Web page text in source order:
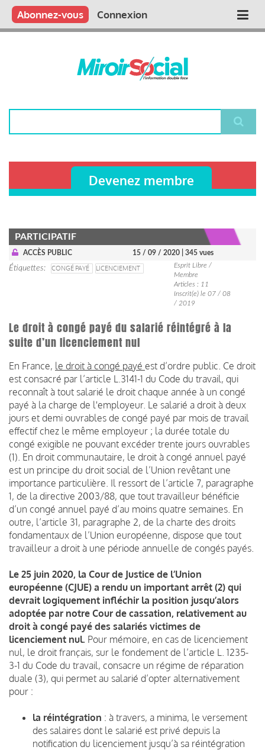
Aller
contenu
Main
Qui sommes nous ?
Vous publiez
Nous publions
Contactez-nous
Abonnez-vous Connexion
Devenez membre
PARTICIPATIF
ACCÈS PUBLIC 15 / 09 / 2020 | 345 vues
Étiquettes CONGÉ PAYÉ LICENCIEMENT
Esprit Libre /
Membre
Articles : 11
Inscrit(e) le 07 / 08
/ 2019
Le droit à congé payé du salarié réintégré à la
suite d’un licenciement nul
En France, le droit à congé payé est d’ordre public. Ce droit
est consacré par l’article L.3141-1 du Code du travail, qui
reconnaît à tout salarié le droit chaque année à un congé
payé à la charge de l'employeur. Le salarié a droit à deux
jours et demi ouvrables de congé payé par mois de travail
effectif chez le même employeur ; la durée totale du
congé exigible ne pouvant excéder trente jours ouvrables
(1). En droit communautaire, le droit à congé annuel payé
est un principe du droit social de l’Union revêtant une
importance particulière. Il ressort de l’article 7, paragraphe
1, de la directive 2003/88, que tout travailleur bénéficie
d’un congé annuel payé d’au moins quatre semaines. En
outre, l’article 31, paragraphe 2, de la charte des droits
fondamentaux de l’Union européenne, dispose que tout
travailleur a droit à une période annuelle de congés payés.
Le 25 juin 2020, la Cour de Justice de l’Union
européenne (CJUE) a rendu un important arrêt (2) qui
devrait logiquement infléchir la position jusqu’alors
adoptée par notre Cour de cassation, relativement au
droit à congé payé des salariés victimes de
licenciement nul. Pour mémoire, en cas de licenciement
nul, le droit français, sur le fondement de l’article L. 1235-
3-1 du Code du travail, consacre un régime de réparation
duale (3), qui permet au salarié d’opter alternativement
pour :
la réintégration : à travers, a minima, le versement
des salaires dont le salarié est privé depuis la
notification du licenciement jusqu’à sa réintégration